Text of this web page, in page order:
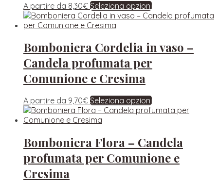
A partire da 8,30€ Seleziona opzioni
Bomboniera Cordelia in vaso –
Candela profumata per
Comunione e Cresima
A partire da 9,70€ Seleziona opzioni
Bomboniera Flora – Candela
profumata per Comunione e
Cresima